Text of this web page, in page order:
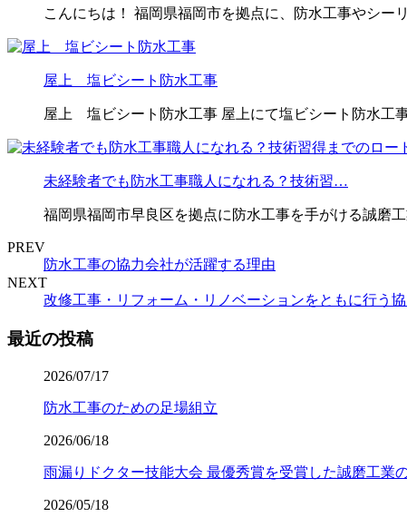
こんにちは！ 福岡県福岡市を拠点に、防水工事やシ
屋上 塩ビシート防水工事
屋上 塩ビシート防水工事 屋上にて塩ビシート防水工
未経験者でも防水工事職人になれる？技術習…
福岡県福岡市早良区を拠点に防水工事を手がける誠磨
PREV
防水工事の協力会社が活躍する理由
NEXT
改修工事・リフォーム・リノベーションをともに行う協
最近の投稿
2026/07/17
防水工事のための足場組立
2026/06/18
雨漏りドクター技能大会 最優秀賞を受賞した誠磨工業
2026/05/18